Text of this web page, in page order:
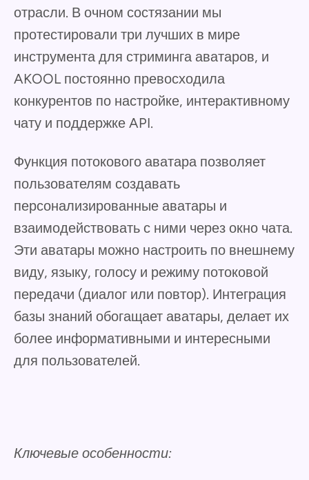
отрасли. В очном состязании мы
протестировали три лучших в мире
инструмента для стриминга аватаров, и
AKOOL постоянно превосходила
конкурентов по настройке, интерактивному
чату и поддержке API.
Функция потокового аватара позволяет
пользователям создавать
персонализированные аватары и
взаимодействовать с ними через окно чата.
Эти аватары можно настроить по внешнему
виду, языку, голосу и режиму потоковой
передачи (диалог или повтор). Интеграция
базы знаний обогащает аватары, делает их
более информативными и интересными
для пользователей.
Ключевые особенности: